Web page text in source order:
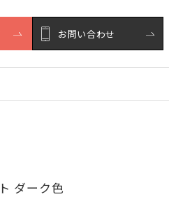
お問い合わせ
ダーク色